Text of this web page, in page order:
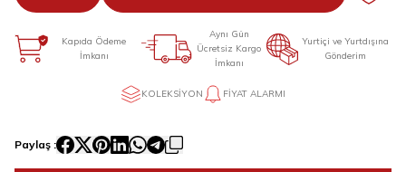
Kapıda Ödeme
İmkanı
Aynı Gün
Ücretsiz Kargo
İmkanı
Yurtiçi ve Yurtdışına
Gönderim
KOLEKSIYON FIYAT ALARMI
Paylaş :